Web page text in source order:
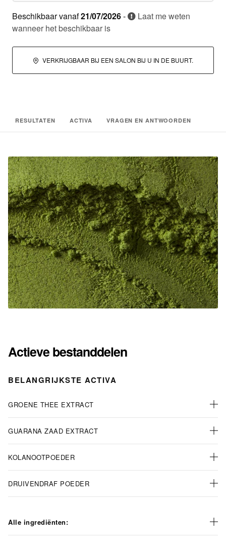
Beschikbaar vanaf21/07/2026-
Laat me weten
wanneer het beschikbaar is
VERKRIJGBAAR BIJ EEN SALON BIJ U IN DE BUURT.
RESULTATEN ACTIVA VRAGEN EN ANTWOORDEN
Actieve bestanddelen
BELANGRIJKSTE ACTIVA
GROENE THEE EXTRACT
GUARANA ZAAD EXTRACT
KOLANOOTPOEDER
DRUIVENDRAF POEDER
Alle ingrediënten: